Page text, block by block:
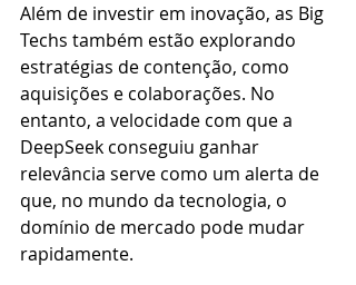
Além de investir em inovação, as Big
Techs também estão explorando
estratégias de contenção, como
aquisições e colaborações. No
entanto, a velocidade com que a
DeepSeek conseguiu ganhar
relevância serve como um alerta de
que, no mundo da tecnologia, o
domínio de mercado pode mudar
rapidamente.